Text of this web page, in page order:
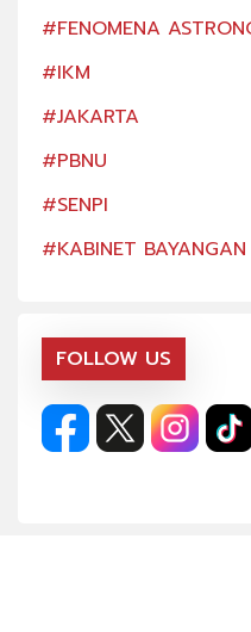
#FENOMENA
#IKM
#JAKARTA
#PBNU
#SENPI
#KABINET BAYANGAN
FOLLOW US